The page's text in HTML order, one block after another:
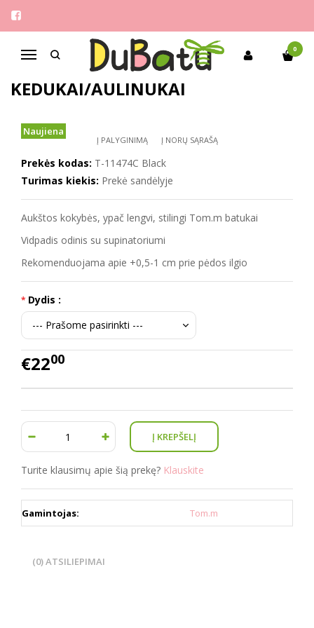
Navigacija
0
Pagrindinis
Tom.m 23-28 paaukštinti kedukai/aulinukai
TOM.M 23-28 PAAUKŠTINTI
KEDUKAI/AULINUKAI
Naujiena
Į PALYGINIMĄ Į NORŲ SĄRAŠĄ
Prekės kodas: T-11474C Black
Turimas kiekis: Prekė sandėlyje
Aukštos kokybės, ypač lengvi, stilingi Tom.m batukai
Vidpadis odinis su supinatoriumi
Rekomenduojama apie +0,5-1 cm prie pėdos ilgio
Dydis :
€2200
Turite klausimų apie šią prekę? Klauskite
Gamintojas: Tom.m
(0) ATSILIEPIMAI